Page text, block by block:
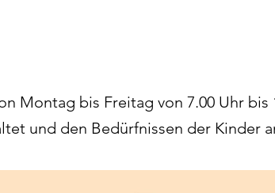
Montag bis Freitag von 7.00 Uhr bis
und den Bedürfnissen der Kinder